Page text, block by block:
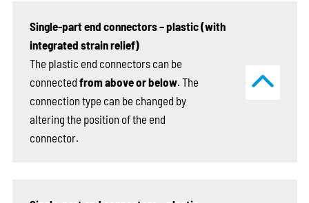
Single-part end connectors – plastic (with
integrated strain relief)
The plastic end connectors can be
connected from above or below. The
connection type can be changed by
altering the position of the end
connector.